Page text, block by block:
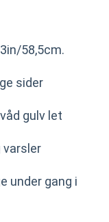
58,5cm.
sider
gulv let
varsler
under gang i